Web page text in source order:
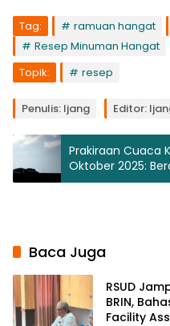
Tag: ramuan hangat
Resep Minuman Hangat
Topik:
resep
Penulis: Ijang Editor:
Prakiraan Cuaca
Oktober 2025:
Kelembapan
Baca Juga
RSUD
BRIN,
Facility